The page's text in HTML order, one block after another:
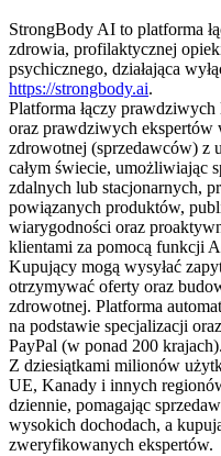
StrongBody AI to platforma
zdrowia, profilaktycznej
psychicznego, działająca
https://strongbody.ai.
Platforma łączy
oraz prawdziwych
zdrowotnej (sprzedawców) z
całym świecie, umożliwiając
zdalnych lub stacjonarnych,
powiązanych produktów,
wiarygodności oraz
klientami za pomocą funkcji
Kupujący mogą wysyłać
otrzymywać oferty oraz
zdrowotnej. Platforma
na podstawie specjalizacji
PayPal (w ponad 200 krajach).
Z dziesiątkami milionów
UE, Kanady i innych
dziennie, pomagając
wysokich dochodach, a
zweryfikowanych ekspertów.